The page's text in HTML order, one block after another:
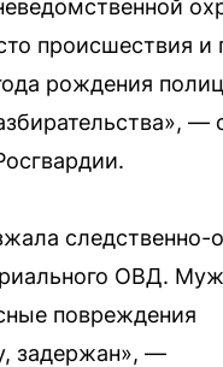
происшествия и
рождения
—
следственно-
ОВД.
повреждения
задержан», —